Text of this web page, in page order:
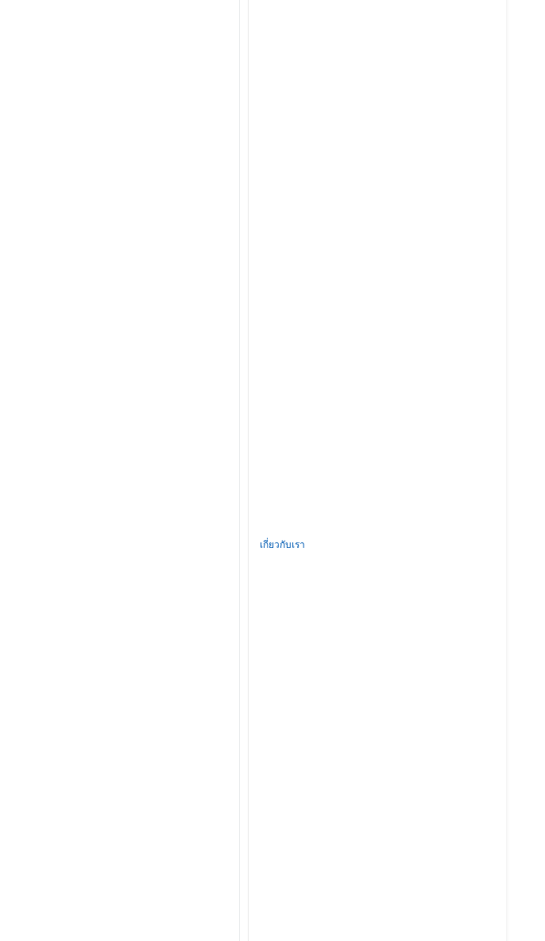
เกี่ยวกับเรา